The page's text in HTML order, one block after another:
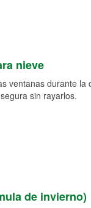
nieve
ventanas durante
sin rayarlos.
de invierno)